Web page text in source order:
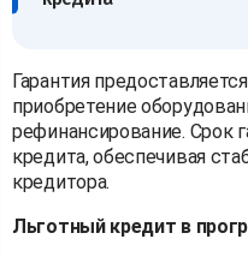
Гарантия
приобретение
рефинансирование. Срок
кредита, обеспечивая
кредитора.
Льготный кредит в